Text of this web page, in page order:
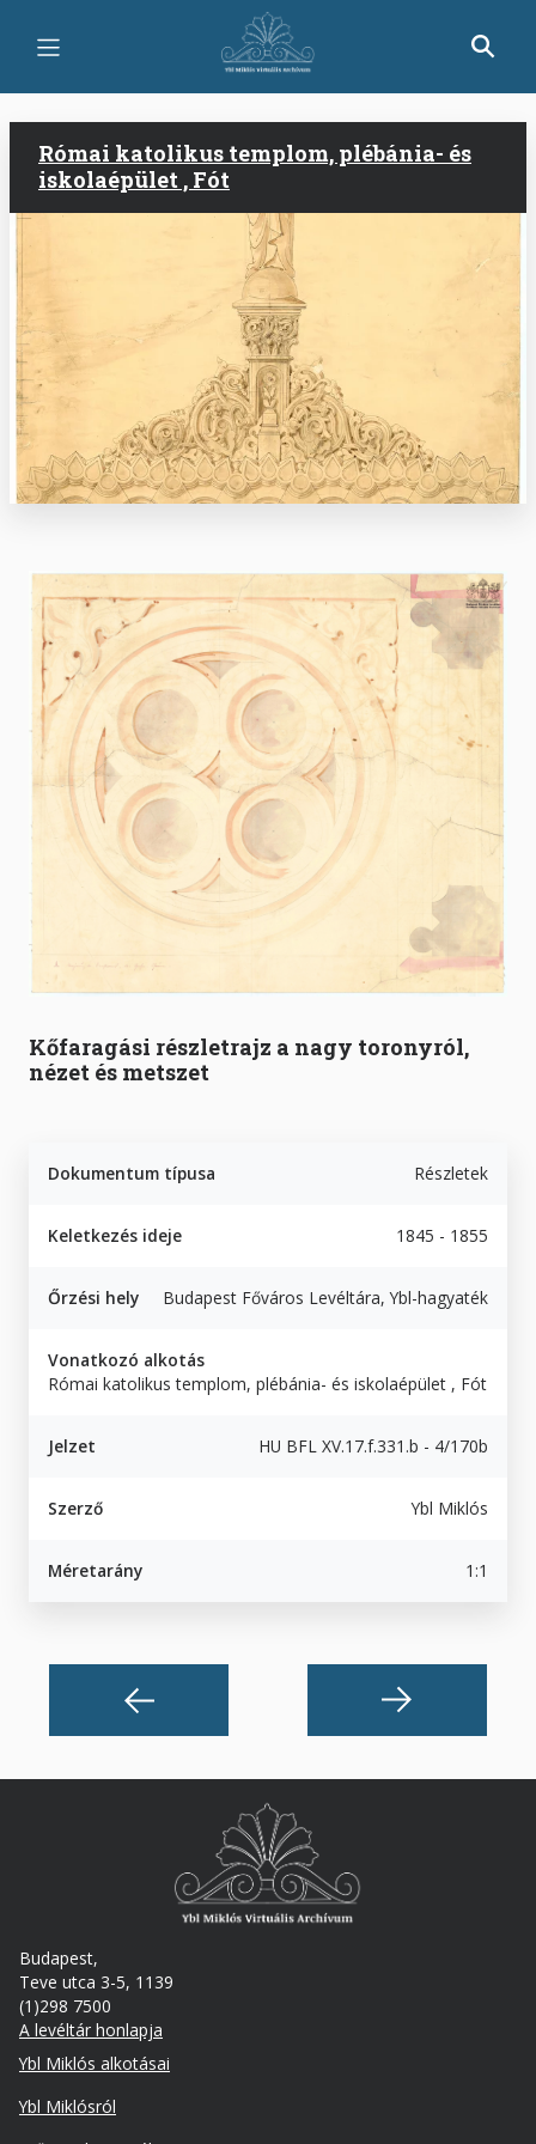
tartalomra
Római katolikus templom, plébánia- és
iskolaépület , Fót
Kőfaragási részletrajz a nagy toronyról,
nézet és metszet
Dokumentum típusa Részletek
Keletkezés ideje 1845 - 1855
Őrzési hely Budapest Főváros Levéltára, Ybl-hagyaték
Vonatkozó alkotás
Római katolikus templom, plébánia- és iskolaépület , Fót
Jelzet HU BFL XV.17.f.331.b - 4/170b
Szerző Ybl Miklós
Méretarány 1:1
Budapest,
Teve utca 3-5, 1139
(1)298 7500
A levéltár honlapja
Footer
Ybl Miklós alkotásai
Ybl Miklósról